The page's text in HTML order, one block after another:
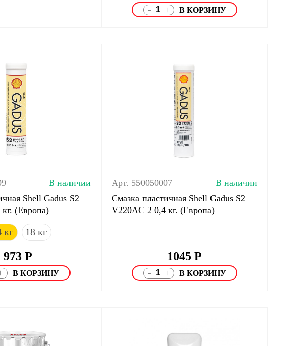
- +
В наличии
Shell Gadus S2
(Европа)
кг 18 кг
973Р
Арт. 550050007
В наличии
Смазка пластичная Shell Gadus S2
V220AC 2 0,4 кг. (Европа)
1045Р
- +